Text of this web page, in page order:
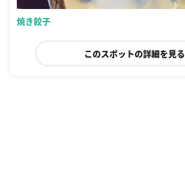
焼き餃子
このスポットの詳細を見る